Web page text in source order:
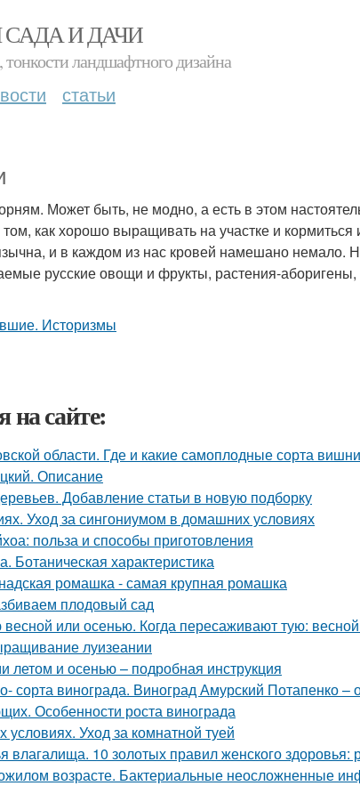
И ДАЧИ
ландшафтного дизайна
статьи
Может быть, не модно, а есть в этом
как хорошо выращивать на участке и
и в каждом из нас кровей намешано немало.
русские овощи и фрукты, растения-
на сайте:
области. Где и какие самоплодные сорта
Описание
Добавление статьи в новую подборку
Уход за сингониумом в домашних условиях
польза и способы приготовления
Ботаническая характеристика
ромашка - самая крупная ромашка
плодовый сад
или осенью. Когда пересаживают тую:
луизеании
летом и осенью – подробная инструкция
сорта винограда. Виноград Амурский Потапенко –
Особенности роста винограда
Уход за комнатной туей
влагалища. 10 золотых правил женского здоровья:
возрасте. Бактериальные неосложненные